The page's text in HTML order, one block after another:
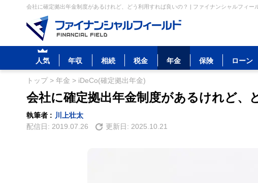
会社に確定拠出年金制度があるけれど、どう利用すれば良いの？ | ファイナンシャルフィー
人気 年収 相続 税金 年金 保険 ローン
トップ> 年金 > iDeCo(確定拠出年金)
会社に確定拠出年金制度があるけれど、
執筆者 :
川上壮太
配信日: 2019.07.26 更新日: 2025.10.21